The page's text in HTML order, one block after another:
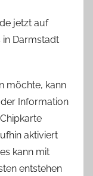
jetzt auf
Darmstadt
möchte, kann
Information
aktiviert
kann mit
entstehen